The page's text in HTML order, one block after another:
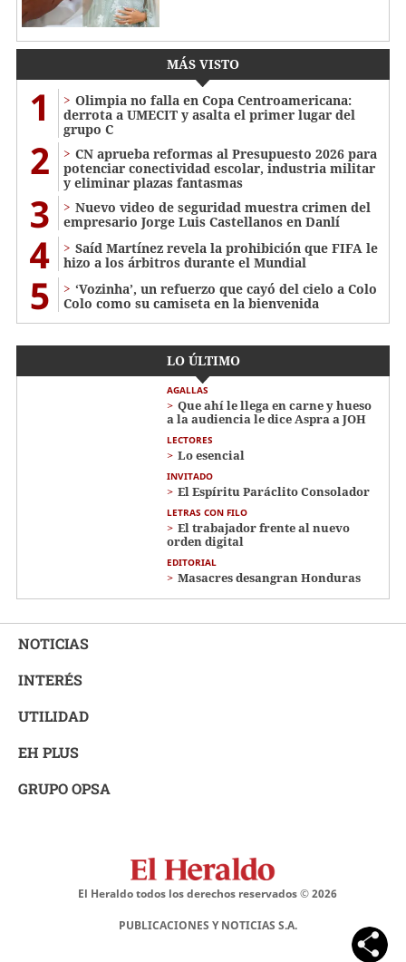
MÁS VISTO
1
Olimpia no falla en Copa Centroamericana:
derrota a UMECIT y asalta el primer lugar del
grupo C
2
CN aprueba reformas al Presupuesto 2026 para
potenciar conectividad escolar, industria militar
y eliminar plazas fantasmas
3
Nuevo video de seguridad muestra crimen del
empresario Jorge Luis Castellanos en Danlí
4
Saíd Martínez revela la prohibición que FIFA le
hizo a los árbitros durante el Mundial
5
‘Vozinha’, un refuerzo que cayó del cielo a Colo
Colo como su camiseta en la bienvenida
LO ÚLTIMO
AGALLAS
Que ahí le llega en carne y hueso
a la audiencia le dice Aspra a JOH
LECTORES
Lo esencial
INVITADO
El Espíritu Paráclito Consolador
LETRAS CON FILO
El trabajador frente al nuevo
orden digital
EDITORIAL
Masacres desangran Honduras
NOTICIAS
INTERÉS
UTILIDAD
EH PLUS
GRUPO OPSA
El Heraldo todos los derechos reservados ©2026
PUBLICACIONES Y NOTICIAS S.A.